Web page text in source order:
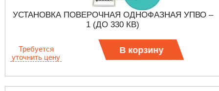
УСТАНОВКА ПОВЕРОЧНАЯ ОДНОФАЗНАЯ УПВО –
1 (ДО 330 КВ)
Требуется
уточнить цену
В корзину